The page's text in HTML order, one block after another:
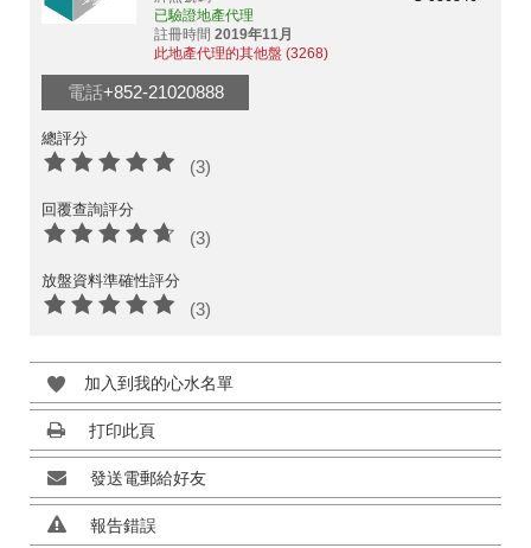
已驗證地產代理
註冊時間 2019年11月
此地產代理的其他盤 (3268)
電話+852-21020888
總評分
(3)
回覆查詢評分
(3)
放盤資料準確性評分
(3)
加入到我的心水名單
打印此頁
發送電郵給好友
報告錯誤